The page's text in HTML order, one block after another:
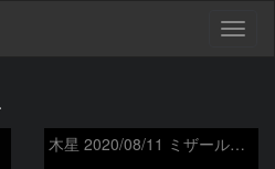
木星 2020/08/11 ミザールH-100